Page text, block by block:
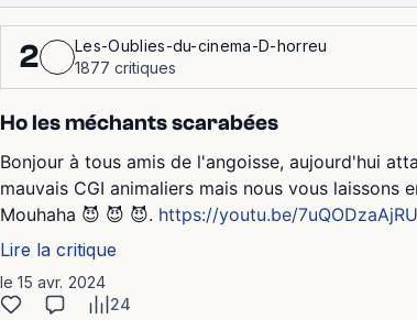
2
Les-Oublies-du-cinema-D-horreu
1877 critiques
Ho les méchants scarabées
Bonjour à tous amis de l'angoisse, aujourd'hui
mauvais CGI animaliers mais nous vous
Mouhaha 😈 😈 😈. https://youtu.be/
Lire la critique
le 15 avr. 2024
24